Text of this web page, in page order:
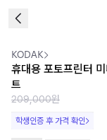
KODAK
휴대용 포토프린터
트
209,000원
학생인증 후 가격 확인